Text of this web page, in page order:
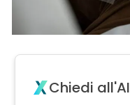
Chiedi all'AI